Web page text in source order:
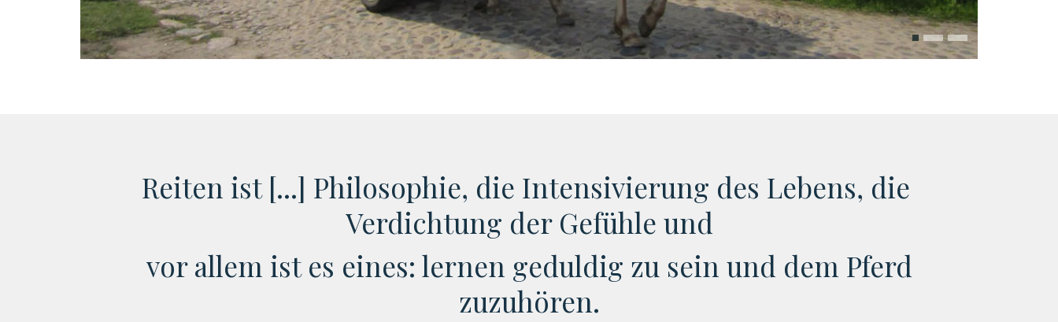
Reiten ist [...] Philosophie, die Intensivierung des Lebens, die
Verdichtung der Gefühle und
vor allem ist es eines: lernen geduldig zu sein und dem Pferd
zuzuhören.